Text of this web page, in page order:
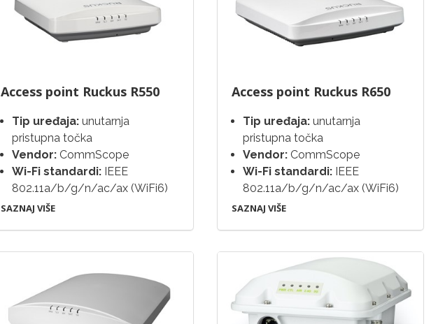
Access point Ruckus R550
Tip uređaja: unutarnja
pristupna točka
Vendor: CommScope
Wi-Fi standardi: IEEE
802.11a/b/g/n/ac/ax (WiFi6)
SAZNAJ VIŠE
Access point Ruckus R650
Tip uređaja:unutarnja
pristupna točka
Vendor:CommScope
Wi-Fi standardi:IEEE
802.11a/b/g/n/ac/ax (WiFi6)
SAZNAJ VIŠE